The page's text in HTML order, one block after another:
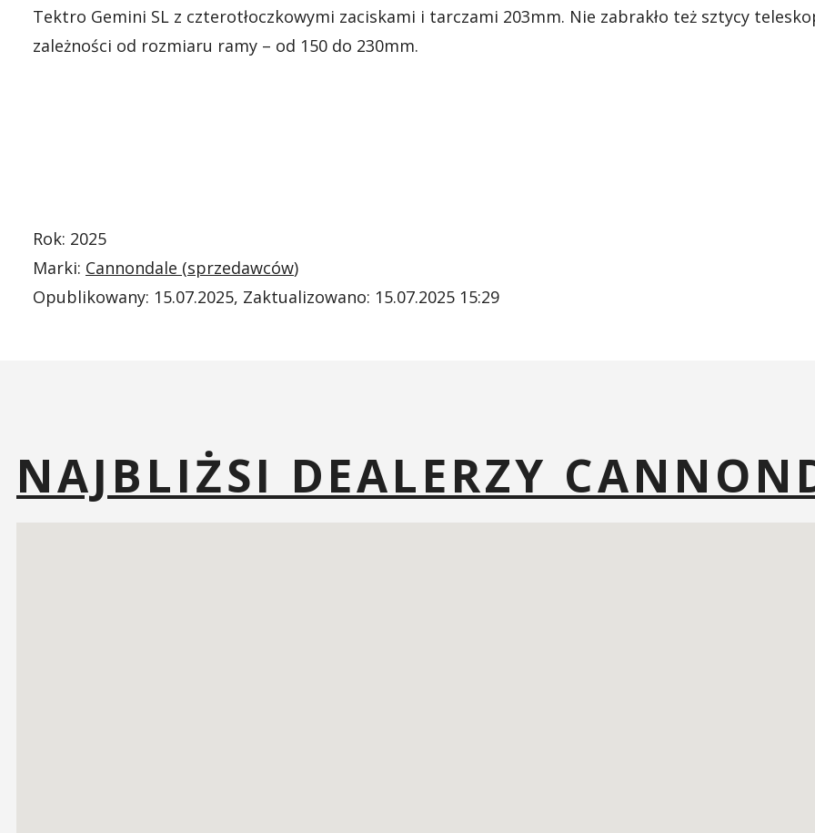
Tektro Gemini SL z czterotłoczkowymi zaciskami i tarczami 203mm. Nie zabrakło też sztycy
zależności od rozmiaru ramy – od 150 do 230mm.
Rok: 2025
Marki: Cannondale (sprzedawców)
Opublikowany: 15.07.2025, Zaktualizowano: 15.07.2025 15:29
NAJBLIŻSI DEALERZY